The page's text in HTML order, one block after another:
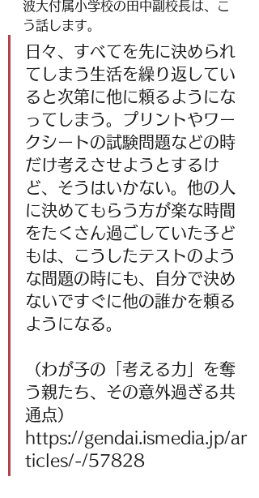
波大付属小学校の田中副校長は、こ
う話します。
日々、すべてを先に決められ
てしまう生活を繰り返してい
ると次第に他に頼るようにな
ってしまう。プリントやワー
クシートの試験問題などの時
だけ考えさせようとするけ
ど、そうはいかない。他の人
に決めてもらう方が楽な時間
をたくさん過ごしていた子ど
もは、こうしたテストのよう
な問題の時にも、自分で決め
ないですぐに他の誰かを頼る
ようになる。
（わが子の「考える力」を奪
う親たち、その意外過ぎる共
通点）
https://gendai.ismedia.jp/ar
ticles/-/57828